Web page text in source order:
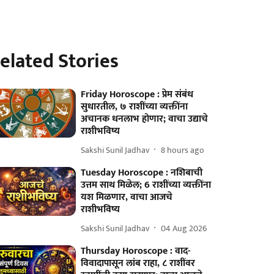
Stories
Friday Horoscope : प्रेम संबंध
सुधारतील, ७ राशींच्या व्यक्तींना
अचानक धनलाभ होणार; वाचा उद्याचे
राशीभविष्य
Sakshi Sunil Jadhav 8 hours ago
Tuesday Horoscope : नशिबाची
उत्तम साथ मिळेल; 6 राशींच्या व्यक्तींना
यश मिळणार, वाचा आजचे
राशीभविष्य
Sakshi Sunil Jadhav 04 Aug 2026
Thursday Horoscope : वाद-
विवादापासून लांब राहा, ८ राशींवर